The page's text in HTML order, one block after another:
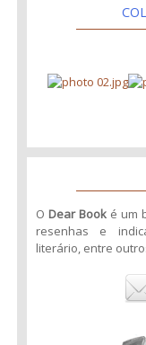
O Dear Book é um
resenhas e
literário, entre